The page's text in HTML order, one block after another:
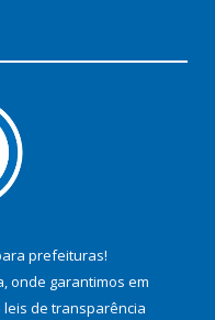
prefeituras!
onde garantimos em
leis de transparência